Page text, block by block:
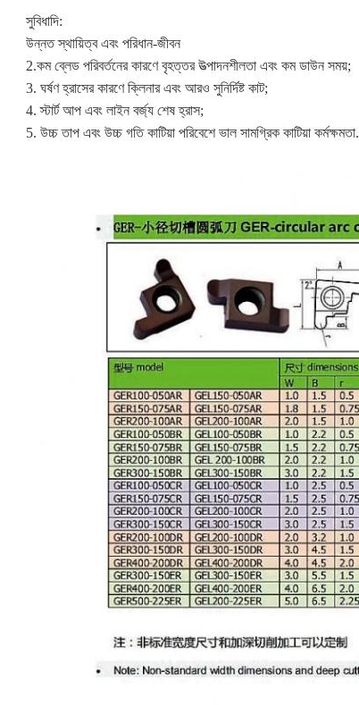
সুবিধাদি:
উন্নত স্থায়িত্ব এবং পরিধান-জীবন
2.কম ব্লেড পরিবর্তনের কারণে বৃহত্তর উত্পাদনশীলতা এবং কম ডাউন সময়;
3. ঘর্ষণ হ্রাসের কারণে ক্লিনার এবং আরও সুনির্দিষ্ট কাট;
4. স্টার্ট আপ এবং লাইন বর্জ্য শেষ হ্রাস;
5. উচ্চ তাপ এবং উচ্চ গতি কাটিয়া পরিবেশে ভাল সামগ্রিক কাটিয়া কর্মক্ষমতা.